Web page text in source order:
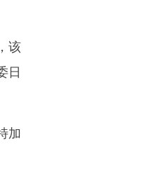
该
日
加